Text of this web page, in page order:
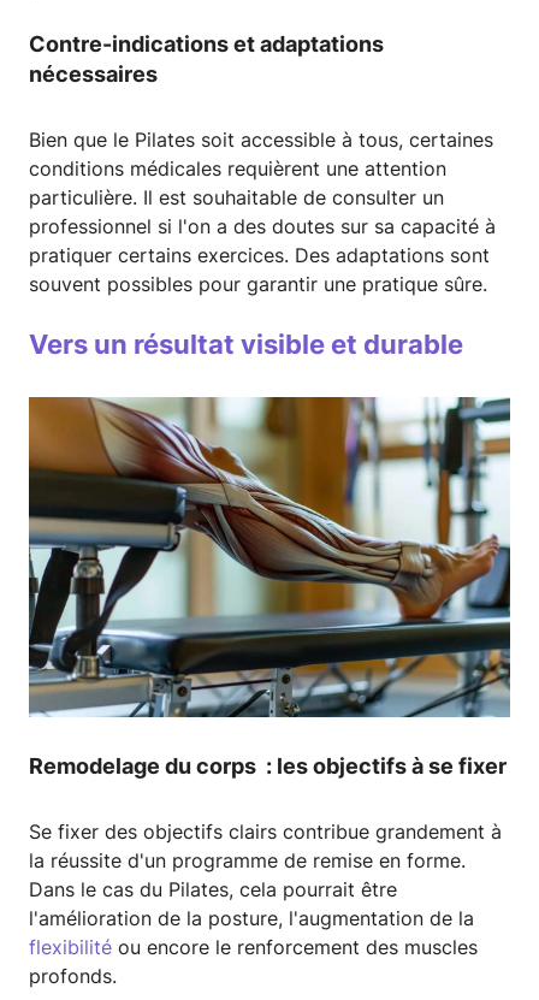
Contre-indications et adaptations
nécessaires
Bien que le Pilates soit accessible à tous, certaines
conditions médicales requièrent une attention
particulière. Il est souhaitable de consulter un
professionnel si l'on a des doutes sur sa capacité à
pratiquer certains exercices. Des adaptations sont
souvent possibles pour garantir une pratique sûre.
Vers un résultat visible et durable
Remodelage du corps : les objectifs à se fixer
Se fixer des objectifs clairs contribue grandement à
la réussite d'un programme de remise en forme.
Dans le cas du Pilates, cela pourrait être
l'amélioration de la posture, l'augmentation de la
flexibilité ou encore le renforcement des muscles
profonds.